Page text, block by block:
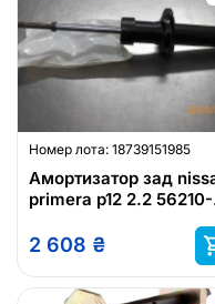
Номер лота: 18739151985
Амортизатор зад
primera p12 2.2 56210-
2 608 ₴